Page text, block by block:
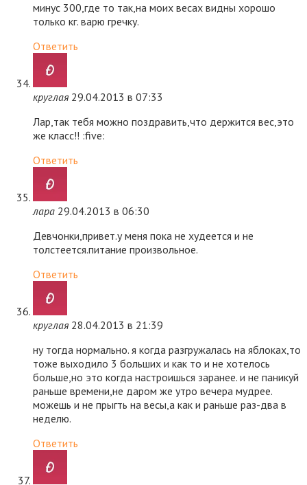
минус 300,где то так,на моих весах видны хорошо
только кг. варю гречку.
Ответить
круглая 29.04.2013 в 07:33
Лар,так тебя можно поздравить,что держится вес,это
же класс!! :five:
Ответить
лара 29.04.2013 в 06:30
Девчонки,привет.у меня пока не худеется и не
толстеется.питание произвольное.
Ответить
круглая 28.04.2013 в 21:39
ну тогда нормально. я когда разгружалась на яблоках,то
тоже выходило 3 больших и как то и не хотелось
больше,но это когда настроишься заранее. и не паникуй
раньше времени,не даром же утро вечера мудрее.
можешь и не прыгть на весы,а как и раньше раз-два в
неделю.
Ответить